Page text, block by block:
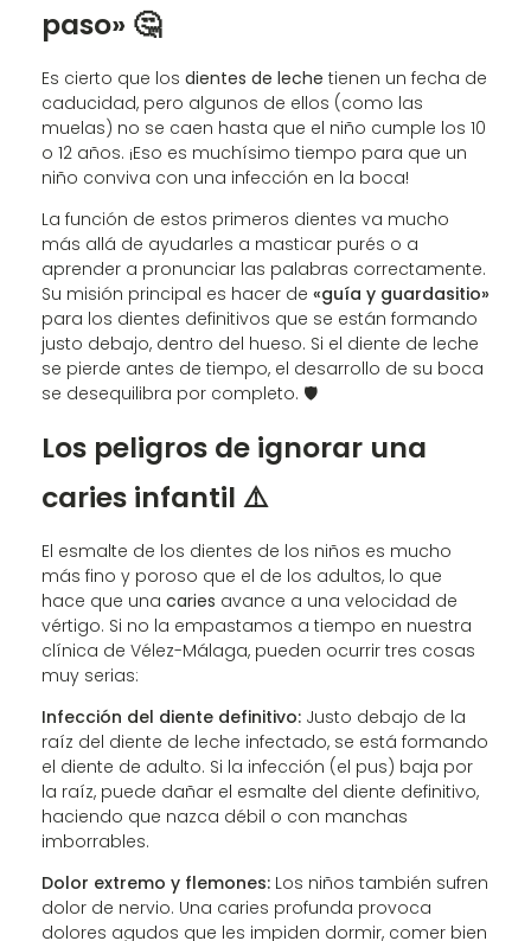
paso» 🤔
Es cierto que los dientes de leche tienen un fecha de
caducidad, pero algunos de ellos (como las
muelas) no se caen hasta que el niño cumple los 10
o 12 años. ¡Eso es muchísimo tiempo para que un
niño conviva con una infección en la boca!
La función de estos primeros dientes va mucho
más allá de ayudarles a masticar purés o a
aprender a pronunciar las palabras correctamente.
Su misión principal es hacer de «guía y guardasitio»
para los dientes definitivos que se están formando
justo debajo, dentro del hueso. Si el diente de leche
se pierde antes de tiempo, el desarrollo de su boca
se desequilibra por completo. 🛡️
Los peligros de ignorar una
caries infantil ⚠️
El esmalte de los dientes de los niños es mucho
más fino y poroso que el de los adultos, lo que
hace que una caries avance a una velocidad de
vértigo. Si no la empastamos a tiempo en nuestra
clínica de Vélez-Málaga, pueden ocurrir tres cosas
muy serias:
Infección del diente definitivo: Justo debajo de la
raíz del diente de leche infectado, se está formando
el diente de adulto. Si la infección (el pus) baja por
la raíz, puede dañar el esmalte del diente definitivo,
haciendo que nazca débil o con manchas
imborrables.
Dolor extremo y flemones: Los niños también sufren
dolor de nervio. Una caries profunda provoca
dolores agudos que les impiden dormir, comer bien